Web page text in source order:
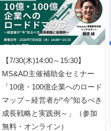
【7/30(木)14:00～15:30】
MS&AD主催補助金セミナー
「10億・100億企業へのロード
マップ～経営者が“今”知るべき
成長戦略と実践例～」（参加
無料・オンライン）